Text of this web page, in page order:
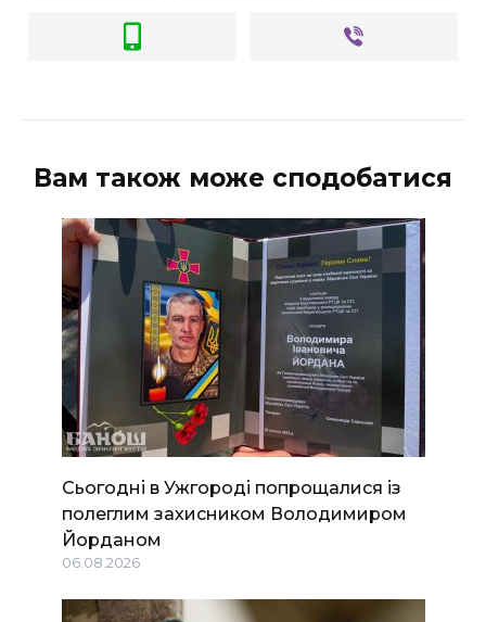
Вам також може сподобатися
Сьогодні в Ужгороді попрощалися із
полеглим захисником Володимиром
Йорданом
06.08.2026